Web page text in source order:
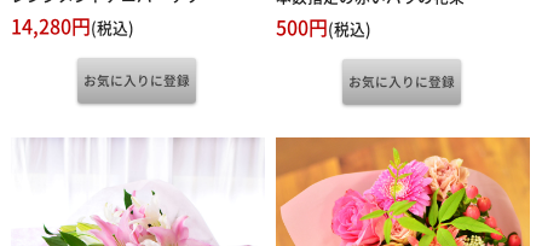
14,280円(税込) 500円(税込)